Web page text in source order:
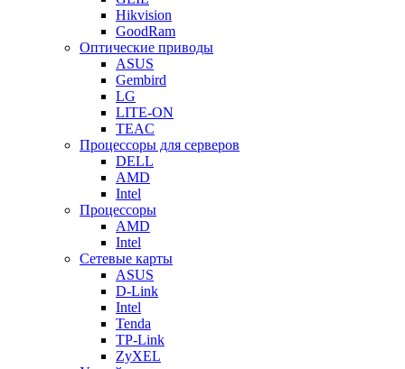
Hikvision
GoodRam
Оптические приводы
ASUS
Gembird
LG
LITE-ON
TEAC
Процессоры для серверов
DELL
AMD
Intel
Процессоры
AMD
Intel
Сетевые карты
ASUS
D-Link
Intel
Tenda
TP-Link
ZyXEL